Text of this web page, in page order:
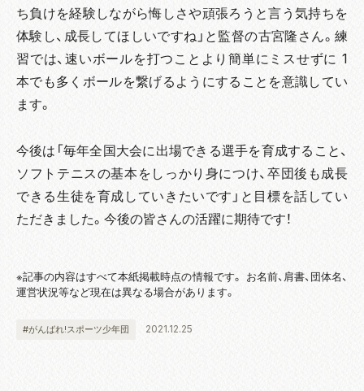
ち負けを経験しながら悔しさや頑張ろうと言う気持ちを
体験し、成長してほしいですね」と監督の古宮隆さん。練
習では、速いボールを打つことより簡単にミスせずに 1
本でも多くボールを繋げるようにすることを意識してい
ます。
今後は「毎年全国大会に出場できる選手を育成すること、
ソフトテニスの基本をしっかり身につけ、卒団後も成長
できる生徒を育成していきたいです」と目標を話してい
ただきました。今後の皆さんの活躍に期待です！
※記事の内容はすべて本紙掲載時点の情報です。 お名前、肩書、団体名、
運営状況等など現在は異なる場合があります。
#がんばれ!スポーツ少年団 2021.12.25